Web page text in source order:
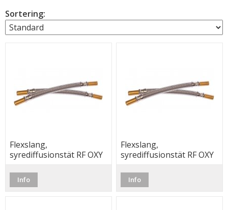
Sortering:
Flexslang,
syrediffusionstät RF OXY
Info
Flexslang,
syrediffusionstät RF OXY
Info